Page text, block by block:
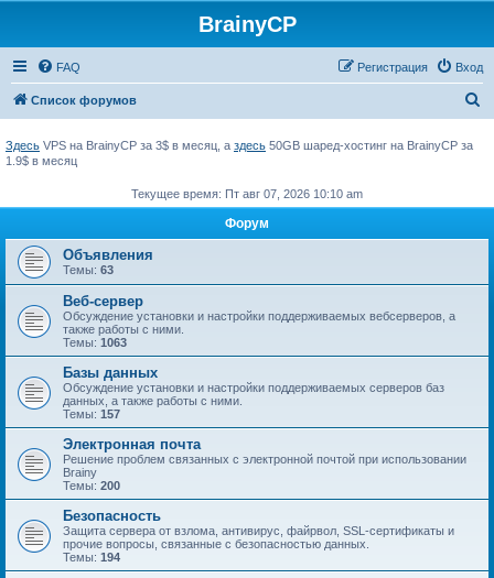
BrainyCP
FAQ Вход
Регистрация
Список форумов
к
Здесь VPS на BrainyCP за 3$ в месяц, а здесь 50GB шаред-хостинг на BrainyCP за
1.9$ в месяц
Текущее время: Пт авг 07, 2026 10:10 am
Форум
Объявления
Темы: 63
Веб-сервер
Обсуждение установки и настройки поддерживаемых вебсерверов, а
также работы с ними.
Темы: 1063
Базы данных
Обсуждение установки и настройки поддерживаемых серверов баз
данных, а также работы с ними.
Темы: 157
Электронная почта
Решение проблем связанных с электронной почтой при использовании
Brainy
Темы: 200
Безопасность
Защита сервера от взлома, антивирус, файрвол, SSL-сертификаты и
прочие вопросы, связанные с безопасностью данных.
Темы: 194